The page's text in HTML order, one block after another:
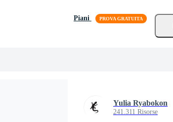
Piani
Yulia Ryabokon
241.311 Risorse